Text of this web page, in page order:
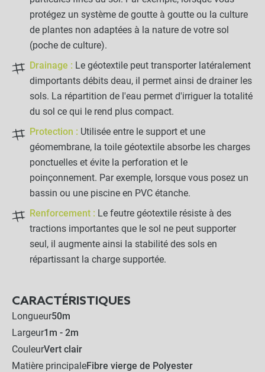
protégez un système de goutte à goutte ou la culture
de plantes non adaptées à la nature de votre sol
(poche de culture).
Drainage : Le géotextile peut transporter latéralement
dimportants débits deau, il permet ainsi de drainer les
sols. La répartition de l'eau permet d'irriguer la totalité
du sol ce qui le rend plus compact.
Protection : Utilisée entre le support et une
géomembrane, la toile géotextile absorbe les charges
ponctuelles et évite la perforation et le
poinçonnement. Par exemple, lorsque vous posez un
bassin ou une piscine en PVC étanche.
Renforcement : Le feutre géotextile résiste à des
tractions importantes que le sol ne peut supporter
seul, il augmente ainsi la stabilité des sols en
répartissant la charge supportée.
CARACTÉRISTIQUES
Longueur50m
Largeur1m - 2m
CouleurVert clair
Matière principaleFibre vierge de Polyester